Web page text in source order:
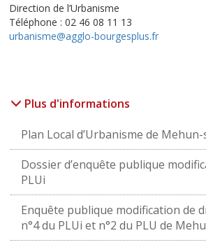
Direction de l’Urbanisme
Téléphone : 02 46 08 11 13
urbanisme@agglo-bourgesplus.fr
Plus d'informations
Plan Local d’Urbanisme de
Dossier d’enquête publique
PLUi
Enquête publique modification de
n°4 du PLUi et n°2 du PLU de